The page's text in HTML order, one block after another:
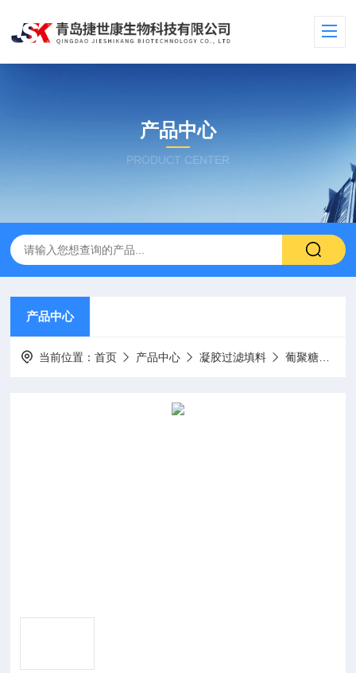
产品中心
PRODUCT CENTER
产品中心
当前位置：首页 产品中心 凝胶过滤填料 葡聚糖凝胶系列